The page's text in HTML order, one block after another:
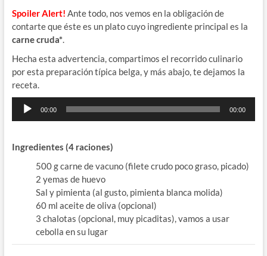
Spoiler Alert! Ante todo, nos vemos en la obligación de
contarte que éste es un plato cuyo ingrediente principal es la
carne cruda*.
Hecha esta advertencia, compartimos el recorrido culinario
por esta preparación típica belga, y más abajo, te dejamos la
receta.
Reproductor
00:00 00:00
Ingredientes (4 raciones)
500 g carne de vacuno (filete crudo poco graso, picado)
2 yemas de huevo
Sal y pimienta (al gusto, pimienta blanca molida)
60 ml aceite de oliva (opcional)
3 chalotas (opcional, muy picaditas), vamos a usar
cebolla en su lugar